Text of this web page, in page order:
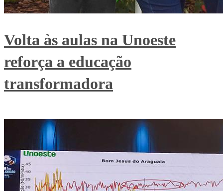
Volta às aulas na Unoeste
reforça a educação
transformadora